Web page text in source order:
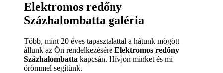
Elektromos redőny
Százhalombatta galéria
Több, mint 20 éves tapasztalattal a hátunk mögött
állunk az Ön rendelkezésére Elektromos redőny
Százhalombatta kapcsán. Hívjon minket és mi
örömmel segítünk.